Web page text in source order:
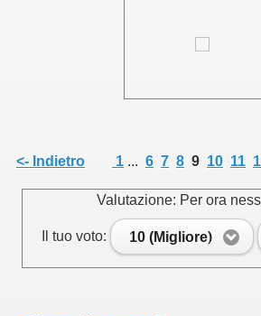
<- Indietro 1 ... 6 7 8 9 10 11
Valutazione: Per ora
Il tuo voto: 10 (Migliore)